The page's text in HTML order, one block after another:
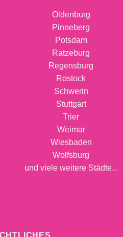
Oldenburg
Pinneberg
Potsdam
Ratzeburg
Regensburg
Rostock
Schwerin
Stuttgart
Trier
Weimar
Wiesbaden
Wolfsburg
und viele weitere Städte...